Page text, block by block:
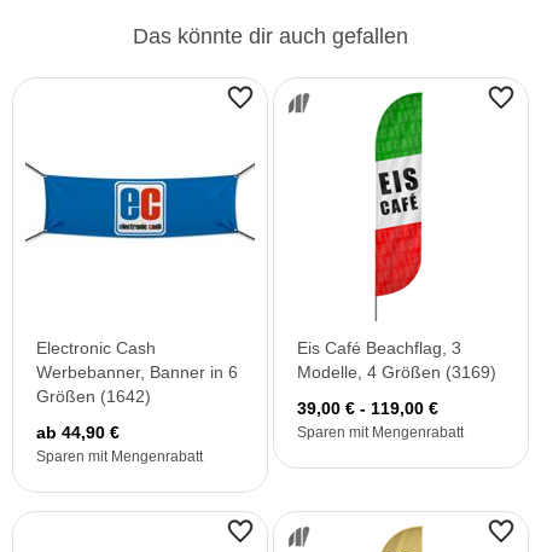
Das könnte dir auch gefallen
Electronic Cash
Werbebanner, Banner in 6
Größen (1642)
ab 44,90 €
Sparen mit Mengenrabatt
Eis Café Beachflag, 3
Modelle, 4 Größen (3169)
39,00 € - 119,00 €
Sparen mit Mengenrabatt